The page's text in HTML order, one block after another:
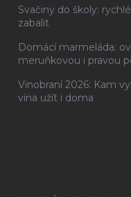
Svačiny do školy:
zabalit
Domácí marmeláda:
meruňkovou i pravou
Vinobraní 2026: Kam
vína užít i doma